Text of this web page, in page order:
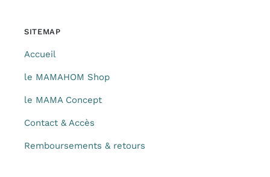
SITEMAP
Accueil
le MAMAHOM Shop
le MAMA Concept
Contact & Accès
Remboursements & retours